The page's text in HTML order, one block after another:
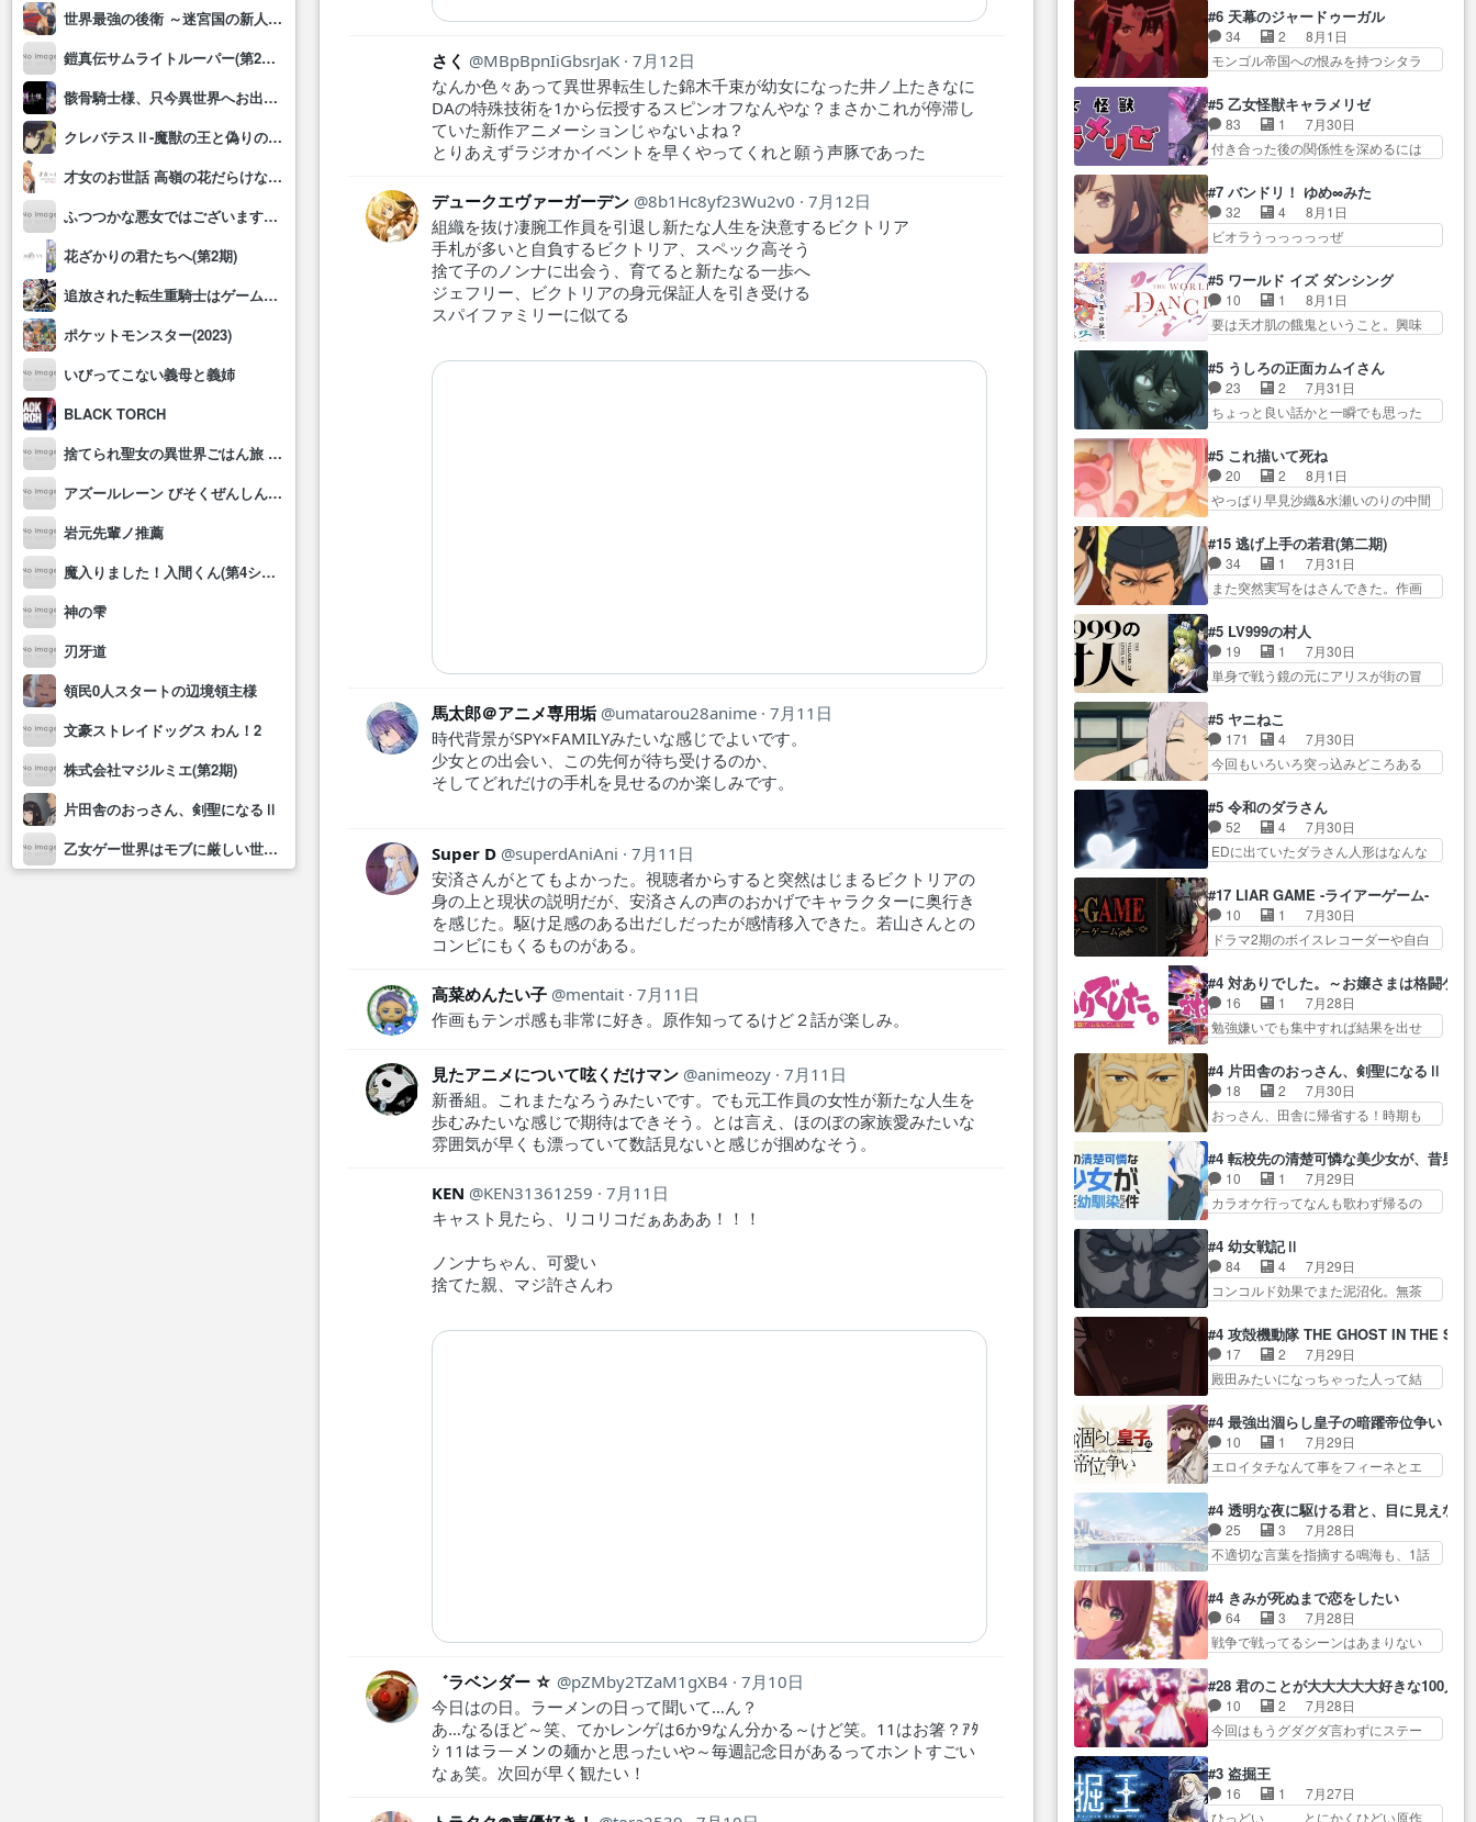
世界最強の後衛 ～迷宮国の新人探索者～
鎧真伝サムライトルーパー(第2クール)
骸骨騎士様、只今異世界へお出掛け中Ⅱ
クレバテスⅡ-魔獣の王と偽りの勇者伝承-
才女のお世話 高嶺の花だらけな名門校で、学院一のお嬢様(生活能力皆無)を陰ながらお世話することになりました
ふつつかな悪女ではございますが～雛宮蝶鼠とりかえ伝～
花ざかりの君たちへ(第2期)
追放された転生重騎士はゲーム知識で無双する
ポケットモンスター(2023)
いびってこない義母と義姉
BLACK TORCH
捨てられ聖女の異世界ごはん旅 隠れスキルでキャンピングカーを召喚しました
アズールレーン びそくぜんしんっ！にっ!!
岩元先輩ノ推薦
魔入りました！入間くん(第4シリーズ)
神の雫
刃牙道
領民0人スタートの辺境領主様
文豪ストレイドッグス わん！2
株式会社マジルミエ(第2期)
片田舎のおっさん、剣聖になるⅡ
乙女ゲー世界はモブに厳しい世界です2
さく MBpBpnIiGbsrJaK
7月12日
なんか色々あって異世界転生した錦木千束が幼女になった井ノ上たきなに
DAの特殊技術を1から伝授するスピンオフなんやな？まさかこれが停滞し
ていた新作アニメーションじゃないよね？
とりあえずラジオかイベントを早くやってくれと願う声豚であった
デュークエヴァーガーデン 8b1Hc8yf23Wu2v0
7月12日
組織を抜け凄腕工作員を引退し新たな人生を決意するビクトリア
手札が多いと自負するビクトリア、スペック高そう
捨て子のノンナに出会う、育てると新たなる一歩へ
ジェフリー、ビクトリアの身元保証人を引き受ける
スパイファミリーに似てる
馬太郎＠アニメ専用垢 umatarou28anime
7月11日
時代背景がSPY×FAMILYみたいな感じでよいです。
少女との出会い、この先何が待ち受けるのか、
そしてどれだけの手札を見せるのか楽しみです。
Super D superdAniAni
7月11日
安済さんがとてもよかった。視聴者からすると突然はじまるビクトリアの
身の上と現状の説明だが、安済さんの声のおかげでキャラクターに奥行き
を感じた。駆け足感のある出だしだったが感情移入できた。若山さんとの
コンビにもくるものがある。
高菜めんたい子 mentait
7月11日
作画もテンポ感も非常に好き。原作知ってるけど２話が楽しみ。
見たアニメについて呟くだけマン animeozy
7月11日
新番組。これまたなろうみたいです。でも元工作員の女性が新たな人生を
歩むみたいな感じで期待はできそう。とは言え、ほのぼの家族愛みたいな
雰囲気が早くも漂っていて数話見ないと感じが掴めなそう。
KEN KEN31361259
7月11日
キャスト見たら、リコリコだぁあああ！！！
ノンナちゃん、可愛い
捨てた親、マジ許さんわ
゛ラベンダー ☆ pZMby2TZaM1gXB4
7月10日
今日はの日。ラーメンの日って聞いて…ん？
あ…なるほど～笑、てかレンゲは6か9なん分かる～けど笑。11はお箸？ｱﾀ
ｼ 11はラーメンの麺かと思ったいや～毎週記念日があるってホントすごい
なぁ笑。次回が早く観たい！
レアさん探偵すぎ… 突然のポア
ロクイズは草なんよ。んで、あ
ん… 今回からついにくれあが探
偵事務所の仲間に…
レ… 玲夜さまサプライズの、こ
れまでの柚子ちゃ… 玲夜から柚
子へ17年分の誕生日&を未来に…
な… 梅原の人が18歳になるまで
の誕生プレゼン… なよなよした
男（cv石田彰）梅ちゃんがた…
や気持ちを汲んで熱くな… 屋敷
にアサはいなかった逆にガブちゃん
はい… 影森の当主が際限なくツ
ガイを増やせるのに… 今回はも
怒… ユルと戦った時から伏線が
張られていたのが… しかしアサ
は、兄様に会いたいbotだと思…
アキオの… 色々とひっかけがあ
って、最終的に嫌な終わ… ゴン
ゾウが従える大量のツガイに何事か
と思…
#6 天幕のジャードゥーガル
34 2
8月1日
モンゴル帝国への恨みを持つシタラ
るのだけどいつの間にか… オゴ
タイの妃になってもその心は晴れ
ず、モ… ドレゲネの過去、宝石
だった彼女が人になり… ドレゲ
タ… 年上旦那が良い人でも、女
は宝石でただ笑っ… ダイルの儀
式の神々しさたるや。一気に空
情の言葉しか…シ… 奥様に悲し
い過去…萌え袖が可愛いね、と
思… ドレゲネとシタラ、2人だけ
の同盟が結成さ…
#5 乙女怪獣キャラメリゼ
83 1
7月30日
付き合った後の関係性を深めるには
コングなのいい味付けだ… ずっ
とメスってて何この可愛い生物。ク
ラス… 付き合い始めたら始めた
でまた違った悩みが… と一歩ず
の… ツインテールが可愛いお茶
目な妹ちゃんです… しかも過去
も重いんかいかつては自分に自
からかしらお顔が… 黒絵「怪獣
に憧れるのはいいけど自分自身
が… 素の自分はどちらなのかは
まだ不明だが見せ…
#7 バンドリ！ ゆめ∞みた
32 4
8月1日
ビオラうっっっっっぜ
ちゃん、僕っ子になってから取り戻
し… ビオラが悪魔すぎて気分が
悪くなってきたこ… 声優まとめ
ました(７話まで)仲町あられ/… ビ
wwwこ… 自信あれば評価なんて
気にしないし、充実し… ・バー
チャルだけど、みゅーたいぷ初ライ
たら歌唱シーン… の、らいぶシ
ーン＿!!­­--­­--­… それだけでええや
ん！！しかし、ビオラが仕…
#5 ワールド イズ ダンシング
10 1
8月1日
要は天才肌の餓鬼ということ。興味
かった？鬼夜叉が田楽の… 猿楽
の鬼夜叉と田楽の増次郎。小さない
ざこ… 着眼点は良くとも、先鋭
的すぎるのか。芸能… 鬼夜叉は
条… 観世座を離れ、三条坊門御
所で日々を送る鬼… 「お前(鬼夜
叉)が凄いのではなく客が凄い…
猫の動き… 登場人物の我が強
い。新しい獅子舞に拘って… 第
５話をprimevideoで視聴しまし…
#5 うしろの正面カムイさん
23 2
7月31日
ちょっと良い話かと一瞬でも思った
めてなかった？白雪碧さ… 今日
も1日お疲れ様でした～───昨晩～
今… 幼女に拾われたお市ちゃん
の恩返し。化け猫… 役にて出演
ン… トイ・ストーリーみたいな
始まり。流石に除… 猫相手にな
んでそんなに…と思ったらそう
化け猫は油が好物… 今回はあか
やし1体のみで15分。金持ちの…
今更だけど霊が性行為で祓えること
は何とな…
#5 これ描いて死ね
20 2
8月1日
やっぱり早見沙織&水瀬いのりの中間
とになってたんだっけ… 登場人
物が増えてわいわいしたところが好
き… 初コミティアで２０冊刷り
は妥当だよね。俺… 藤森さんの
が⋯… 〜漫画に「想い」をこめ
よう｣娘に漫画であ… 何回この作
品に泣かされるのだろう。光が
っていいなあ。同… コミティア
参加のしおりを徹夜で作る先生
(… お母さん、娘にあんな漫画描
かれたら泣いち…
#15 逃げ上手の若君(第二期)
34 1
7月31日
また突然実写をはさんできた。作画
る事と分かると水を得た… 30歳
まで童貞だと魔法使いになれるとい
う… こっちの諏訪の三大将もま
たクセが強いw色… 頼重が完全に
が… 弧次郎「欲を我慢して強く
なれるなら大飯食… 変化球な演
出も交えながらの状況説明が本
した！最終的に… この高らかな
DT宣言、合田一人に通じるも…
この作品は近年稀に見るおっさんキ
ャラの充…
#5 LV999の村人
19 1
7月30日
単身で戦う鏡の元にアリスが街の冒
に飲み込まれた転生者と… みん
なががんばってくれたアリスの父ち
ゃん… 成長限界が999である村人
と定めた上位存… 大規模バトル
り… やっぱり勇者より強かった
か笑統率力LV9… 普通の人間の親
子やーん総務課長と娘の女子…
の… そのために役割を超越する
者の出現させるた… アリスのお
陰で他の勇者達も共闘してくれ魔…
#5 ヤニねこ
171 4
7月30日
今回もいろいろ突っ込みどころある
の話が尋常じゃない雰囲… 妹子
ちゃんの恋愛話をしたり、タバコを
生産… ここうっすら思ったこと
ズバリ言ってくれて… おかし
配… ヤクねこのクワガタ取りの
話見て切なくなっ… 普段は選別
された4～600レスを2,30… 隠し
正… なんか今日はかなり一瞬で
終わっちまったっ… 先週と比べ
てまだまともに見えた。4話は過…
#5 令和のダラさん
52 4
7月30日
EDに出ていたダラさん人形はなんな
生まれた日』をダラさ… 陰惨な
過去がきっちり現代に継承されてい
る… ダラさんと姉弟の母との出
会いの話やはりダ… ダラさんの
人… 第５話感想：２人の過剰な
貢ぎ物?の礼とし… 第５話感想：
姉のお誕生会にダラさんを招
替わってるのね… こんなデカイ
のどうやって運ぶんだよ！？
姉… ダラさん、人型形態にもな
れるんか!?w髪…
#17 LIAR GAME -ライアーゲーム-
10 1
7月30日
ドラマ2期のボイスレコーダーや自白
をつくのが抜群に上手… 昼の国
の奴らも馬鹿が多いが、夜の国も同
じ… ご視聴ありがとうございま
した来週もよろし… 握った◯治
レ… ヨコヤの頭の回転の速さと
人間の心理を利用… 夜の国のヨ
コヤ支配がますますひどく……。
裁支配を強化、… やはりヨコヤ
いいですね。昼の国が勝てる
流… 役で出演いたしました。次
回も緊張が止まり…
#4 対ありでした。～お嬢さまは格闘ゲ
16 1
7月28日
勉強嫌いでも集中すれば結果を出せ
しむ４人。だが、期末試… どん
なゲームも相手が強すぎるとやる気
無く… テーマ：テスト勉強と大
会感想は、美緒がテ… すげーー
優… 深夜の格ゲー対戦よりテス
トの方がよっぽど… 真剣に授業
を受けて、夜は珠樹の部屋で格
勉強会！美緒ちゃ… 受験勉強と
戦闘の2択なら戦闘を選ぶ娘w
美… 勉強嫌いでバトルを選ぶっ
て、ひぐらしの沙…
#4 片田舎のおっさん、剣聖になるⅡ
18 2
7月30日
おっさん、田舎に帰省する！時期も
副団長、年長者が強い順… 底知
れない爺さんには夢が詰まってると
思う… クルニ、ヘンブリッツ、
ミュイと一緒におっ… 帰省、お
確… 父親から手紙が来た。サー
ベルボアの退治の… ここでヘン
ブリッツくんが同行するのが変
に・ベリルはミュ… おっさんの
親となるとお爺ちゃんだよね孫
扱… ・ベリル、実家に帰ること
に・ベリルはミュ…
#4 転校先の清楚可憐な美少女が、昔男
10 1
7月29日
カラオケ行ってなんも歌わず帰るの
めっちゃ可愛いぞ！！！… どう
やらあの女優さんが春希のお母さん
のよ… 春希ちゃん姫ちゃんに野
菜の子も凄え可愛い… 隼人くん
全… 第４話をU-NEXTで視聴しま
した。視聴… スマホを買うた
め、都心で待ち合わせをした…
だかん… いきなりシリアス展開
ぶち込んでくるじゃん… 春希の
家庭事情は複雑。食事とか隼人が親
身…
#4 幼女戦記Ⅱ
84 4
7月29日
コンコルド効果でまた泥沼化。無茶
自らが行う煙草と葉巻は… ブロ
グを更新しました!!宜しければ、是
非… 計画通りにはいかないね笑
やり遂げた(ほぼ… 今回もターニ
し… 白髪の男性が語った家族を
失った喪無感が、… 連邦に対し
て有利な講話条件を引き出すた
ターニャの勝利軍… 犠牲を払っ
ても良いならお前たちが前線へ
行… 戦闘がアッサリし過ぎじゃ
ない？戦争がメイ…
#4 攻殻機動隊 THE GHOST IN THE
17 2
7月29日
殿田みたいになっちゃった人って結
と思ってたら、トグサが… あの
見た目もうただのロボでしかないん
だよ… 俺らの汗拭きそりゃいや
だろwwバトー＆ト… イノセンス
イ… アダム・リンクやジェイム
スン(教授)型サ… アンドロイドも
おっさんの汗を拭くのは嫌や…
ったエピ… コミカルなのにも慣
れてきました。１話でし… ロボ
ットの反乱は今となっては良くある
話し…
#4 最強出涸らし皇子の暗躍帝位争い
10 1
7月29日
エロイタチなんて事をフィーネとエ
た事を…フィーネは自分… モン
スターを呼ぶ笛？黒幕は狩猟祭とは
関係… 平凡な少女に見える眼鏡w
眼鏡属性は持ち合… 神アニメ、
の… フィーネがアルノルトに活
躍してもらいたが… 第４話を
ABEMAで視聴しました。視聴
２度目のデート出… マジできな
臭いぞ帝位争い。姉からの刺客
を… ふぃーねと町の様子を見に
行ったら町中で窃…
#4 透明な夜に駆ける君と、目に見えない
25 3
7月28日
不適切な言葉を指摘する鳴海も、1話
り微笑ましいw良い奴… どう接し
ていいのかわからず戸惑うかける
も… 盲目だと相手の表情も分か
らないからどう思… 今期のバッ
… 初デートで冬月を笑わせよう
とする姿も冬月… 特に大きな事
件やイベントが起きるでもな
うとする姿も冬月… 3話までは主
人公がどうでもいいことでず
っ… 花火購入に浅草へ…行き当
#4 きみが死ぬまで恋をしたい
64 3
7月28日
戦争で戦ってるシーンはあまりない
れなかったようなシーナ… ミミ
の存在で揺らぐ14クラス約束された
死… ミミの秘密をあっさり受け
入れたのは拍子抜… 蘇生魔法っ
手… 蘇生魔法ヤバイけどミミい
なかったら詰んで… アニメオタ
#28 君のことが大大大大大好きな100人
10 2
7月28日
今回はもうグダグダ言わずにステー
大好きな１００人の彼女… 100カ
ノ版ラブライブ！？こういうのは
人… 俺、みんなのレッスン動画
#3 盗掘王
16 1
7月27日
ひっどい、、、とにかくひどい原作